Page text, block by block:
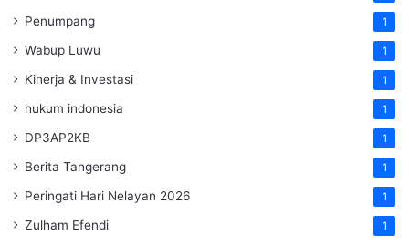
Penumpang 1
Wabup Luwu 1
Kinerja & Investasi 1
hukum indonesia 1
DP3AP2KB 1
Berita Tangerang 1
Peringati Hari Nelayan 2026 1
Zulham Efendi 1